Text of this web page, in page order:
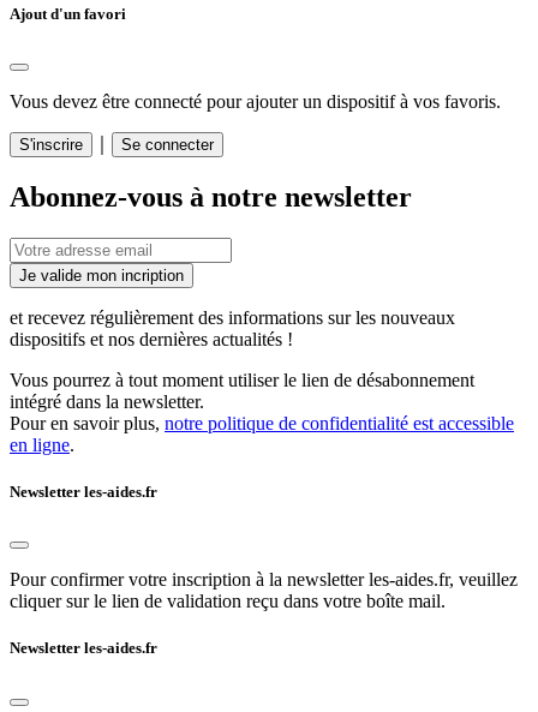
Ajout d'un favori
Vous devez être connecté pour ajouter un dispositif à vos favoris.
S'inscrire Se connecter
Abonnez-vous à notre newsletter
Je valide mon incription
et recevez régulièrement des informations sur les nouveaux
dispositifs et nos dernières actualités !
Vous pourrez à tout moment utiliser le lien de désabonnement
intégré dans la newsletter.
Pour en savoir plus, notre politique de confidentialité est accessible
en ligne.
Newsletter les-aides.fr
Pour confirmer votre inscription à la newsletter les-aides.fr, veuillez
cliquer sur le lien de validation reçu dans votre boîte mail.
Newsletter les-aides.fr